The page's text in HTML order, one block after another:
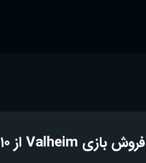
فروش بازی Valheim از ۱۰ میلیون نسخه عبور کرد